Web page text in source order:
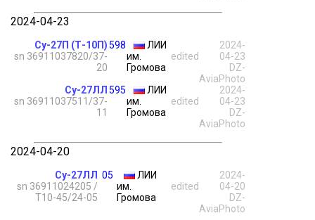
2024-04-23
Су-27П (Т-10П)
sn 36911037820/37-
20
598
ЛИИ
им.
Громова
edited
2024-
04-23
DZ-
AviaPhoto
Су-27ЛЛ
sn 36911037511/37-
11
595
ЛИИ
им.
Громова
edited
2024-
04-23
DZ-
AviaPhoto
2024-04-20
Су-27ЛЛ
sn 36911024205 /
Т10-45/24-05
05
ЛИИ
им.
Громова
edited
2024-
04-20
DZ-
AviaPhoto